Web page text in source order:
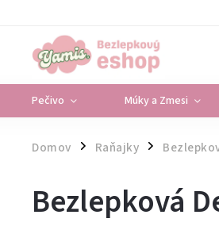
Pečivo Múky a Zmesi
Domov / Raňajky /
Bezlepková